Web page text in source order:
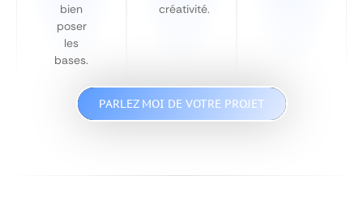
bien
poser
les
bases.
créativité.
PARLEZ MOI DE VOTRE PROJET